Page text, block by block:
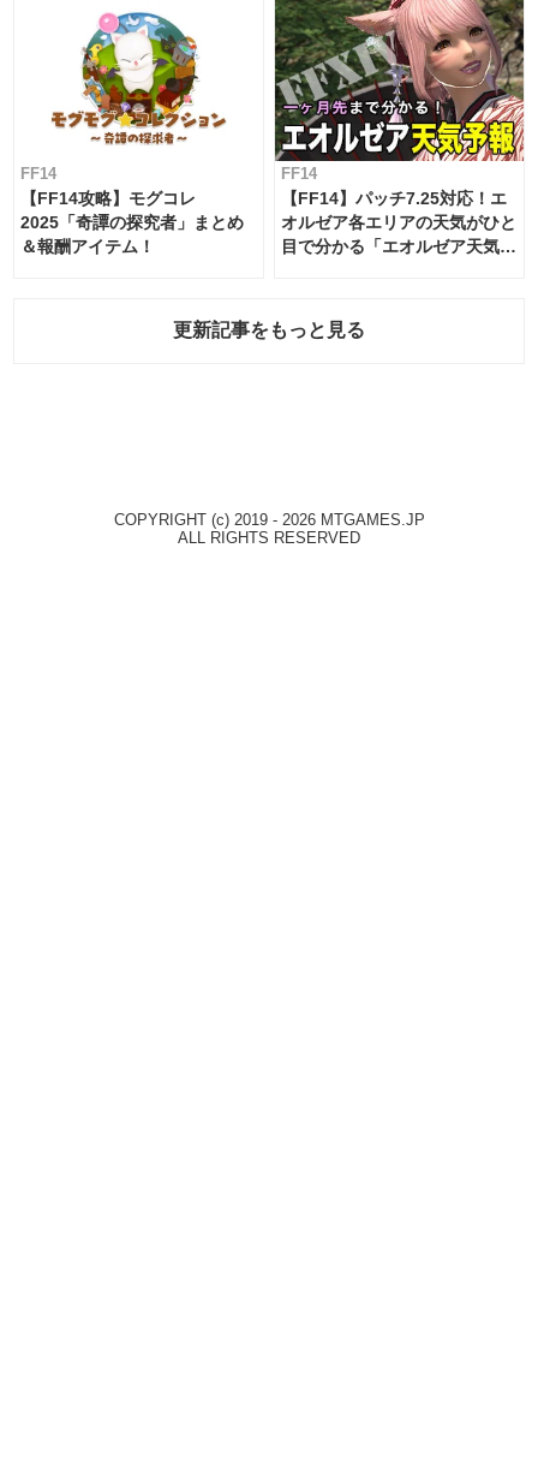
FF14
【FF14攻略】モグコレ
2025「奇譚の探究者」まとめ
＆報酬アイテム！
FF14
【FF14】パッチ7.25対応！エ
オルゼア各エリアの天気がひと
目で分かる「エオルゼア天気予
更新記事をもっと見る
COPYRIGHT (c) 2019 - 2026 MTGAMES.JP
ALL RIGHTS RESERVED